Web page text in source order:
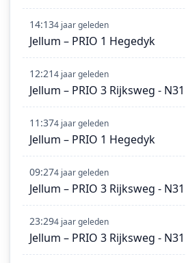
14:134 jaar geleden
Jellum – PRIO 1 Hegedyk
12:214 jaar geleden
Jellum – PRIO 3 Rijksweg -
11:374 jaar geleden
Jellum – PRIO 1 Hegedyk
09:274 jaar geleden
Jellum – PRIO 3 Rijksweg -
23:294 jaar geleden
Jellum – PRIO 3 Rijksweg -